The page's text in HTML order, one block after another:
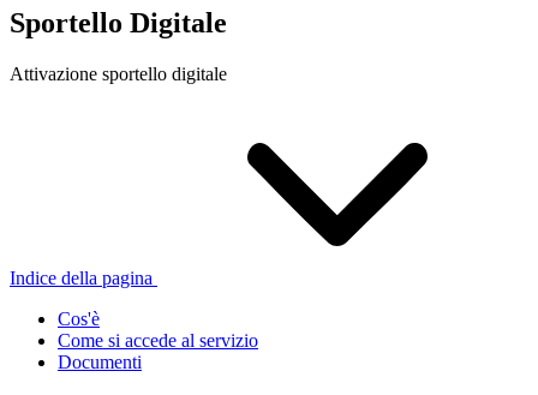
Sportello Digitale
Attivazione sportello digitale
Indice della pagina
Cos'è
Come si accede al servizio
Documenti